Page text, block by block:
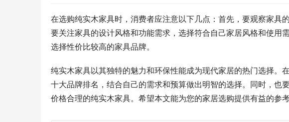
在选购纯实木家具时，消费者应注意以下几点：首先，要观察家具
要关注家具的设计风格和功能需求，选择符合自己家居风格和使用
选择性价比较高的家具品牌。
纯实木家具以其独特的魅力和环保性能成为现代家居的热门选择。
十大品牌排名，结合自己的需求和预算做出明智的选择。同时，也
价格合理的纯实木家具。希望本文能为您的家居选购提供有益的参考